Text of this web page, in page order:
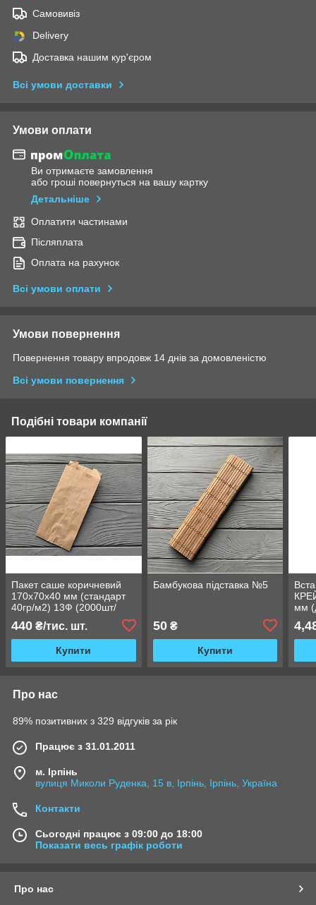
Самовивіз
Delivery
Доставка нашим кур'єром
Всі умови доставки
Умови оплати
Ви отримаєте замовлення
або гроші повернуться на вашу картку
Детальніше
Оплатити частинами
Післяплата
Оплата на рахунок
Всі умови оплати
Умови повернення
Повернення товару впродовж 14 днів за домовленістю
Всі умови повернення
Подібні товари компанії
Пакет саше коричневий
170х70х40 мм (стандарт
40гр/м2) 13Ф (2000шт/
440 ₴/тис. шт.
Купити
Бамбукова підставка №5
50₴
Купити
мм
Про нас
89% позитивних з 329 відгуків за рік
Працює з 31.01.2011
м. Ірпінь
вулиця Миколи Руденка, 15 в, Ірпінь, Ірпінь, Україна
Контакти
Сьогодні працює з 09:00 до 18:00
Показати весь графік роботи
Про нас